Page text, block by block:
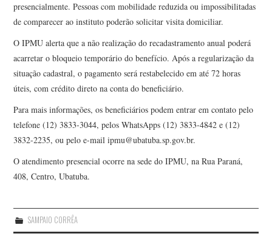
presencialmente. Pessoas com mobilidade reduzida ou impossibilitadas
de comparecer ao instituto poderão solicitar visita domiciliar.
O IPMU alerta que a não realização do recadastramento anual poderá
acarretar o bloqueio temporário do benefício. Após a regularização da
situação cadastral, o pagamento será restabelecido em até 72 horas
úteis, com crédito direto na conta do beneficiário.
Para mais informações, os beneficiários podem entrar em contato pelo
telefone (12) 3833-3044, pelos WhatsApps (12) 3833-4842 e (12)
3832-2235, ou pelo e-mailipmu@ubatuba.sp.gov.br.
O atendimento presencial ocorre na sede do IPMU, na Rua Paraná,
408, Centro, Ubatuba.
SAMPAIO CORRÊA